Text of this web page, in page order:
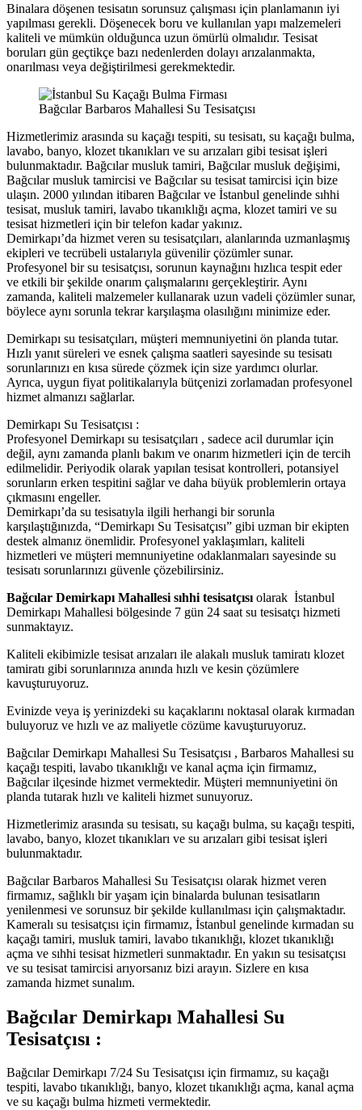
Binalara döşenen tesisatın sorunsuz çalışması için planlamanın iyi
yapılması gerekli. Döşenecek boru ve kullanılan yapı malzemeleri
kaliteli ve mümkün olduğunca uzun ömürlü olmalıdır. Tesisat
boruları gün geçtikçe bazı nedenlerden dolayı arızalanmakta,
onarılması veya değiştirilmesi gerekmektedir.
Bağcılar Barbaros Mahallesi Su Tesisatçısı
Hizmetlerimiz arasında su kaçağı tespiti, su tesisatı, su kaçağı bulma,
lavabo, banyo, klozet tıkanıkları ve su arızaları gibi tesisat işleri
bulunmaktadır. Bağcılar musluk tamiri, Bağcılar musluk değişimi,
Bağcılar musluk tamircisi ve Bağcılar su tesisat tamircisi için bize
ulaşın. 2000 yılından itibaren Bağcılar ve İstanbul genelinde sıhhi
tesisat, musluk tamiri, lavabo tıkanıklığı açma, klozet tamiri ve su
tesisat hizmetleri için bir telefon kadar yakınız.
Demirkapı’da hizmet veren su tesisatçıları, alanlarında uzmanlaşmış
ekipleri ve tecrübeli ustalarıyla güvenilir çözümler sunar.
Profesyonel bir su tesisatçısı, sorunun kaynağını hızlıca tespit eder
ve etkili bir şekilde onarım çalışmalarını gerçekleştirir. Aynı
zamanda, kaliteli malzemeler kullanarak uzun vadeli çözümler sunar,
böylece aynı sorunla tekrar karşılaşma olasılığını minimize eder.
Demirkapı su tesisatçıları, müşteri memnuniyetini ön planda tutar.
Hızlı yanıt süreleri ve esnek çalışma saatleri sayesinde su tesisatı
sorunlarınızı en kısa sürede çözmek için size yardımcı olurlar.
Ayrıca, uygun fiyat politikalarıyla bütçenizi zorlamadan profesyonel
hizmet almanızı sağlarlar.
Demirkapı Su Tesisatçısı :
Profesyonel Demirkapı su tesisatçıları , sadece acil durumlar için
değil, aynı zamanda planlı bakım ve onarım hizmetleri için de tercih
edilmelidir. Periyodik olarak yapılan tesisat kontrolleri, potansiyel
sorunların erken tespitini sağlar ve daha büyük problemlerin ortaya
çıkmasını engeller.
Demirkapı’da su tesisatıyla ilgili herhangi bir sorunla
karşılaştığınızda, “Demirkapı Su Tesisatçısı” gibi uzman bir ekipten
destek almanız önemlidir. Profesyonel yaklaşımları, kaliteli
hizmetleri ve müşteri memnuniyetine odaklanmaları sayesinde su
tesisatı sorunlarınızı güvenle çözebilirsiniz.
Bağcılar Demirkapı Mahallesi sıhhi tesisatçısı olarak İstanbul
Demirkapı Mahallesi bölgesinde 7 gün 24 saat su tesisatçı hizmeti
sunmaktayız.
Kaliteli ekibimizle tesisat arızaları ile alakalı musluk tamiratı klozet
tamiratı gibi sorunlarınıza anında hızlı ve kesin çözümlere
kavuşturuyoruz.
Evinizde veya iş yerinizdeki su kaçaklarını noktasal olarak kırmadan
buluyoruz ve hızlı ve az maliyetle cözüme kavuşturuyoruz.
Bağcılar Demirkapı Mahallesi Su Tesisatçısı , Barbaros Mahallesi su
kaçağı tespiti, lavabo tıkanıklığı ve kanal açma için firmamız,
Bağcılar ilçesinde hizmet vermektedir. Müşteri memnuniyetini ön
planda tutarak hızlı ve kaliteli hizmet sunuyoruz.
Hizmetlerimiz arasında su tesisatı, su kaçağı bulma, su kaçağı tespiti,
lavabo, banyo, klozet tıkanıkları ve su arızaları gibi tesisat işleri
bulunmaktadır.
Bağcılar Barbaros Mahallesi Su Tesisatçısı olarak hizmet veren
firmamız, sağlıklı bir yaşam için binalarda bulunan tesisatların
yenilenmesi ve sorunsuz bir şekilde kullanılması için çalışmaktadır.
Kameralı su tesisatçısı için firmamız, İstanbul genelinde kırmadan su
kaçağı tamiri, musluk tamiri, lavabo tıkanıklığı, klozet tıkanıklığı
açma ve sıhhi tesisat hizmetleri sunmaktadır. En yakın su tesisatçısı
ve su tesisat tamircisi arıyorsanız bizi arayın. Sizlere en kısa
zamanda hizmet sunalım.
Bağcılar Demirkapı Mahallesi Su
Tesisatçısı :
Bağcılar Demirkapı 7/24 Su Tesisatçısı için firmamız, su kaçağı
tespiti, lavabo tıkanıklığı, banyo, klozet tıkanıklığı açma, kanal açma
ve su kaçağı bulma hizmeti vermektedir.